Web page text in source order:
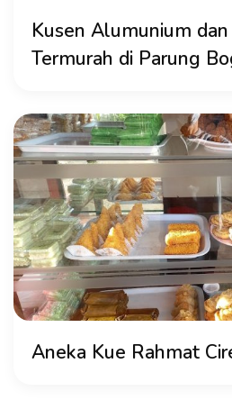
Kusen Alumunium
Termurah di Parung
Aneka Kue Rahmat